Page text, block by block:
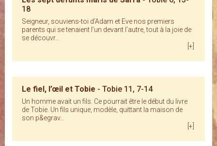
18
Seigneur, souviens-toi d’Adam et Eve nos premiers
parents qui se tenaient l’un devant l’autre, tout à la joie de
se découvr...
[+]
Le fiel, l’œil et Tobie - Tobie 11, 7-14
Un homme avait un fils. Ce pourrait être le début du livre
de Tobie. Un fils unique, modèle, quittant la maison de
son p&egrav...
[+]